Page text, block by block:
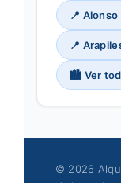
📍 Alonso
📍
🏙️ Ver
© 2026